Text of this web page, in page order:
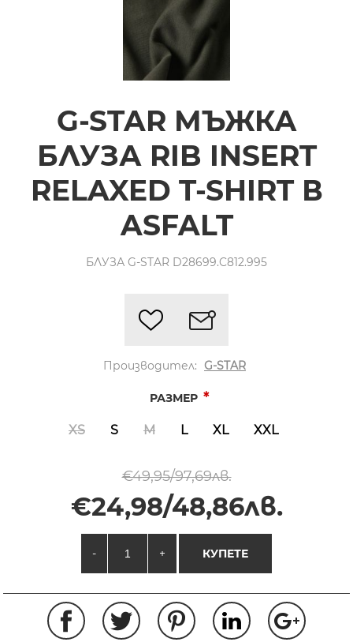
G-STAR МЪЖКА
БЛУЗА RIB INSERT
RELAXED T-SHIRT В
ASFALT
БЛУЗА G-STAR D28699.C812.995
Производител: G-STAR
РАЗМЕР *
XS S M L XL XXL
€49,95/97,69лв.
€24,98/48,86лв.
- + КУПЕТЕ